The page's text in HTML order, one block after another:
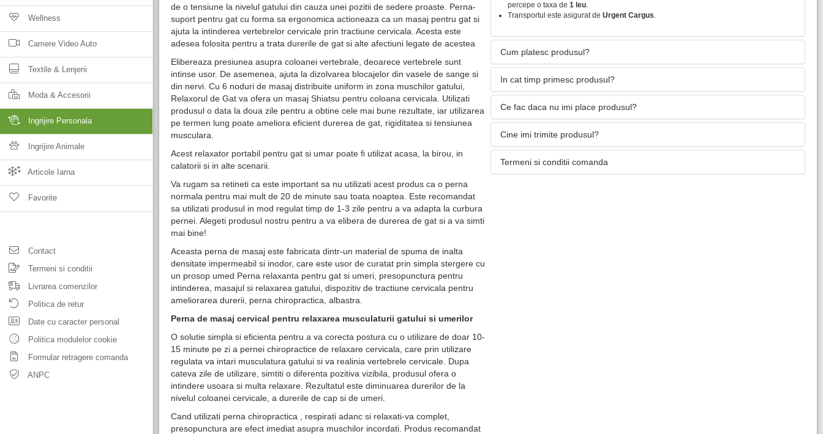
Wellness
Camere Video Auto
Textile & Lenjerii
Moda & Accesorii
Ingrijire Personala
Ingrijire Animale
Articole Iarna
Favorite
Contact
Termeni si conditii
Livrarea comenzilor
Politica de retur
Date cu caracter personal
Politica modulelor cookie
Formular retragere comanda
ANPC
de o tensiune la nivelul gatului din cauza unei pozitii de sedere proaste. Perna-
suport pentru gat cu forma sa ergonomica actioneaza ca un masaj pentru gat si
ajuta la intinderea vertebrelor cervicale prin tractiune cervicala. Acesta este
adesea folosita pentru a trata durerile de gat si alte afectiuni legate de acestea
Elibereaza presiunea asupra coloanei vertebrale, deoarece vertebrele sunt
intinse usor. De asemenea, ajuta la dizolvarea blocajelor din vasele de sange si
din nervi. Cu 6 noduri de masaj distribuite uniform in zona muschilor gatului,
Relaxorul de Gat va ofera un masaj Shiatsu pentru coloana cervicala. Utilizati
produsul o data la doua zile pentru a obtine cele mai bune rezultate, iar utilizarea
pe termen lung poate ameliora eficient durerea de gat, rigiditatea si tensiunea
musculara.
Acest relaxator portabil pentru gat si umar poate fi utilizat acasa, la birou, in
calatorii si in alte scenarii.
Va rugam sa retineti ca este important sa nu utilizati acest produs ca o perna
normala pentru mai mult de 20 de minute sau toata noaptea. Este recomandat
sa utilizati produsul in mod regulat timp de 1-3 zile pentru a va adapta la curbura
pernei. Alegeti produsul nostru pentru a va elibera de durerea de gat si a va simti
mai bine!
Aceasta perna de masaj este fabricata dintr-un material de spuma de inalta
densitate impermeabil si inodor, care este usor de curatat prin simpla stergere cu
un prosop umed Perna relaxanta pentru gat si umeri, presopunctura pentru
intinderea, masajul si relaxarea gatului, dispozitiv de tractiune cervicala pentru
ameliorarea durerii, perna chiropractica, albastra.
Perna de masaj cervical pentru relaxarea musculaturii gatului si umerilor
O solutie simpla si eficienta pentru a va corecta postura cu o utilizare de doar 10-
15 minute pe zi a pernei chiropractice de relaxare cervicala, care prin utilizare
regulata va intari musculatura gatului si va realinia vertebrele cervicale. Dupa
cateva zile de utilizare, simtiti o diferenta pozitiva vizibila, produsul ofera o
intindere usoara si multa relaxare. Rezultatul este diminuarea durerilor de la
nivelul coloanei cervicale, a durerile de cap si de umeri.
Cand utilizati perna chiropractica , respirati adanc si relaxati-va complet,
presopunctura are efect imediat asupra muschilor incordati. Produs recomandat
percepe o taxa de 1 leu.
Transportul este asigurat de Urgent Cargus.
Cum platesc produsul?
In cat timp primesc produsul?
Ce fac daca nu imi place produsul?
Cine imi trimite produsul?
Termeni si conditii comanda